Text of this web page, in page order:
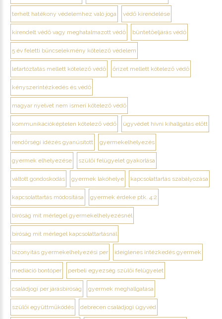
terhelt hatékony védelemhez való joga védő kirendelése
kirendelt védő vagy meghatalmazott védő büntetőeljárás védő
5 év feletti bűncselekmény kötelező védelem
letartóztatás mellett kötelező védő őrizet mellett kötelező védő
kényszerintézkedés és védő
magyar nyelvet nem ismeri kötelező védő
kommunikációképtelen kötelező védő ügyvédet hívni kihallgatás előtt
rendőrségi idézés gyanúsított gyermekelhelyezés
gyermek elhelyezése szülői felügyelet gyakorlása
váltott gondoskodás gyermek lakóhelye kapcsolattartás szabályozása
kapcsolattartás módosítása gyermek érdeke ptk. 4:2
bíróság mit mérlegel gyermekelhelyezésnél
bíróság mit mérlegel kapcsolattartásnál
bizonyítás gyermekelhelyezési per ideiglenes intézkedés gyermek
mediáció bontóper perbeli egyezség szülői felügyelet
családjogi per járásbíróság gyermek meghallgatása
szülői együttműködés debrecen családjogi ügyvéd